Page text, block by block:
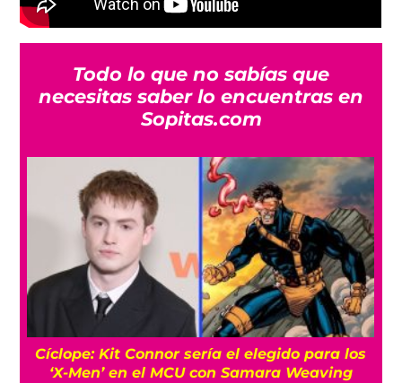
Todo lo que no sabías que
necesitas saber lo encuentras en
Sopitas.com
Cíclope: Kit Connor sería el elegido para los
‘X-Men’ en el MCU con Samara Weaving